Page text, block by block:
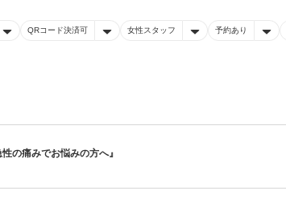
QRコード決済可 女性スタッフ 予約あり
の痛みでお悩みの方へ』